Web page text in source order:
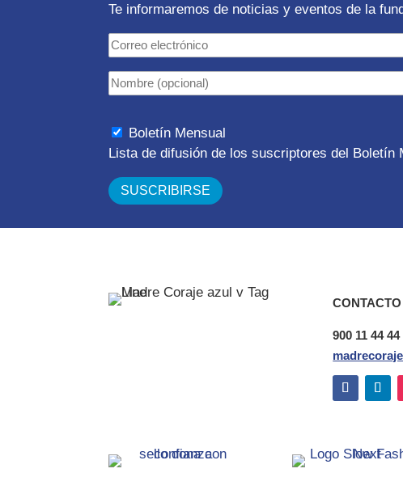
Te informaremos de noticias y eventos de la
Boletín Mensual
Lista de difusión de los suscriptores del Boletín
CONTACTO
900 11 44